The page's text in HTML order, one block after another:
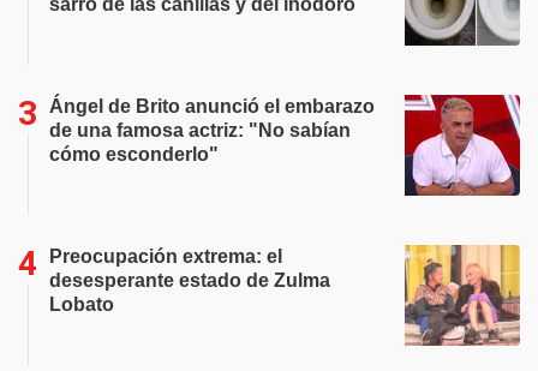
sarro de las canillas y del inodoro
Ángel de Brito anunció el embarazo
de una famosa actriz: "No sabían
cómo esconderlo"
Preocupación extrema: el
desesperante estado de Zulma
Lobato